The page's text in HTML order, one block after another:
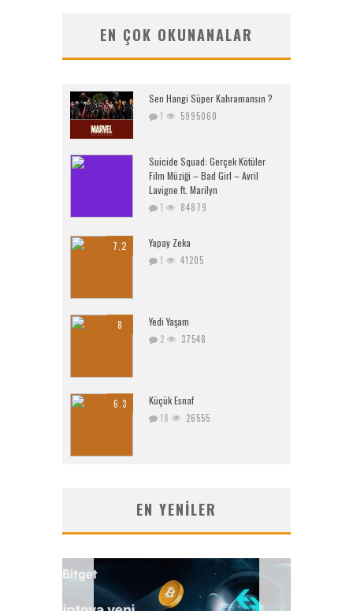
EN ÇOK OKUNANALAR
Sen Hangi Süper Kahramansın ?
1 5995060
Suicide Squad: Gerçek Kötüler
Film Müziği – Bad Girl – Avril
Lavigne ft. Marilyn
1 84879
7.2 Yapay Zeka
1 41205
8 Yedi Yaşam
2 37548
6.3 Küçük Esnaf
18 26555
EN YENILER